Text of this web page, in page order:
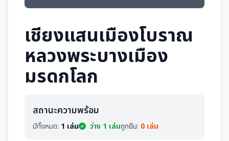
เชียงแสนเมืองโบราณ
หลวงพระบางเมือง
มรดกโลก
สถานะความพร้อม
มีทั้งหมด: 1 เล่ม ว่าง 1 เล่มถูกยืม: 0 เล่ม